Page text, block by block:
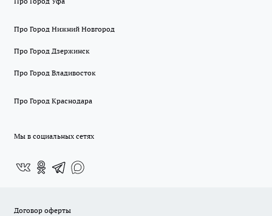
Про Город Нижний Новгород
Про Город Дзержинск
Про Город Владивосток
Про Город Краснодара
Мы в социальных сетях
Договор оферты